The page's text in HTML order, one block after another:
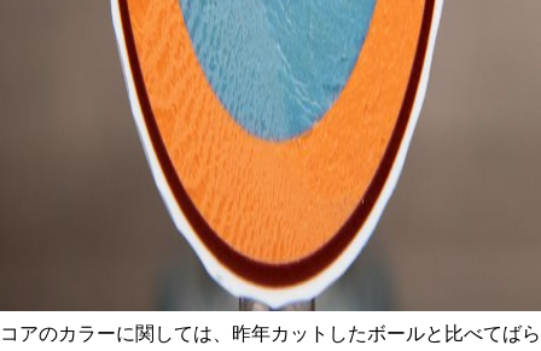
コアのカラーに関しては、昨年カットしたボールと比べてばら